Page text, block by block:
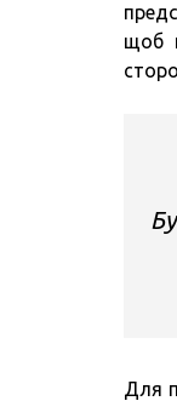
щоб
Для